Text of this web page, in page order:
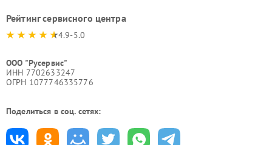
Рейтинг сервисного центра
4.9-5.0
ООО "Русервис"
ИНН 7702633247
ОГРН 1077746335776
Поделиться в соц. сетях: